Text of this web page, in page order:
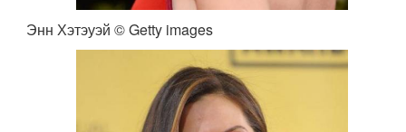
Энн Хэтэуэй © Getty images